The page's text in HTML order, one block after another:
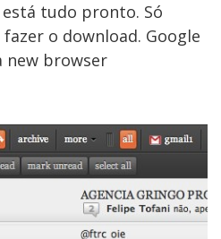
tudo pronto. Só
o download. Google
new browser